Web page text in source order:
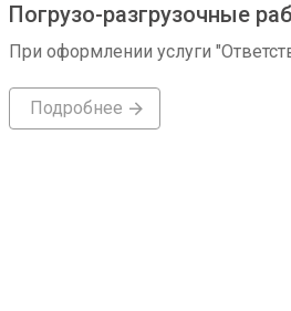
Погрузо-разгрузочные
При оформлении услуги
Подробнее